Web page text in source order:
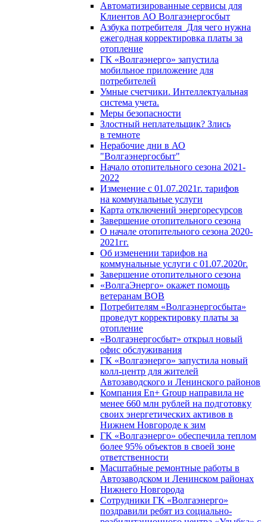
Автоматизированные сервисы для
Клиентов АО Волгаэнергосбыт
Азбука потребителя_Для чего нужна
ежегодная корректировка платы за
отопление
ГК «Волгаэнерго» запустила
мобильное приложение для
потребителей
Умные счетчики. Интеллектуальная
система учета.
Меры безопасности
Злостный неплательщик? Злись
в темноте
Нерабочие дни в АО
"Волгаэнергосбыт"
Начало отопительного сезона 2021-
2022
Изменение с 01.07.2021г. тарифов
на коммунальные услуги
Карта отключений энергоресурсов
Завершение отопительного сезона
О начале отопительного сезона 2020-
2021гг.
Об изменении тарифов на
коммунальные услуги с 01.07.2020г.
Завершение отопительного сезона
«ВолгаЭнерго» окажет помощь
ветеранам ВОВ
Потребителям «Волгаэнергосбыта»
проведут корректировку платы за
отопление
«Волгаэнергосбыт» открыл новый
офис обслуживания
ГК «Волгаэнерго» запустила новый
колл-центр для жителей
Автозаводского и Ленинского районов
Компания En+ Group направила не
менее 660 млн рублей на подготовку
своих энергетических активов в
Нижнем Новгороде к зим
ГК «Волгаэнерго» обеспечила теплом
более 95% объектов в своей зоне
ответственности
Масштабные ремонтные работы в
Автозаводском и Ленинском районах
Нижнего Новгорода
Сотрудники ГК «Волгаэнерго»
поздравили ребят из социально-